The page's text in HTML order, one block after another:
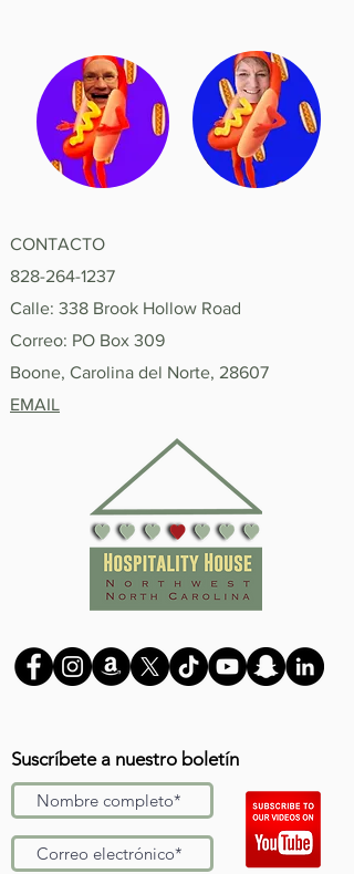
CONTACTO
828-264-1237
Calle: 338 Brook Hollow Road
Correo: PO Box 309
Boone, Carolina del Norte, 28607
EMAIL
Suscríbete a nuestro boletín